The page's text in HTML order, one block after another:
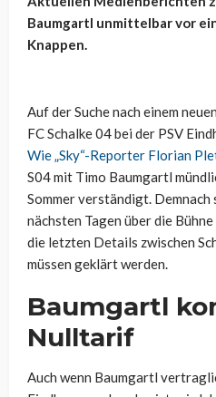
Baumgartl unmittelbar vor
Knappen.
Auf der Suche nach einem
FC Schalke 04 bei der PSV
Wie „Sky“-Reporter Florian
S04 mit Timo Baumgartl
Sommer verständigt.
nächsten Tagen über die
die letzten Details zwischen
müssen geklärt werden.
Baumgartl
Nulltarif
Auch wenn Baumgartl